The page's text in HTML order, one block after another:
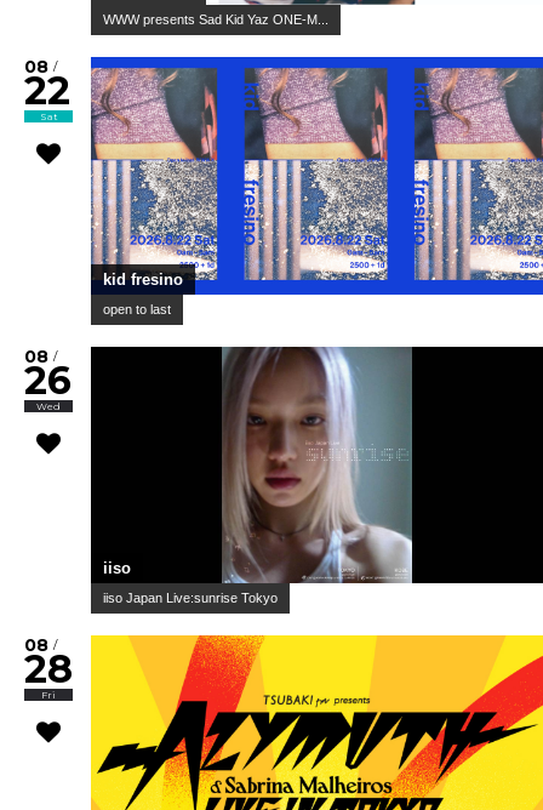
WWW presents Sad Kid Yaz ONE-M...
08 /
22
Sat
kid fresino
open to last
08 /
26
Wed
iiso
iiso Japan Live:sunrise Tokyo
08 /
28
Fri